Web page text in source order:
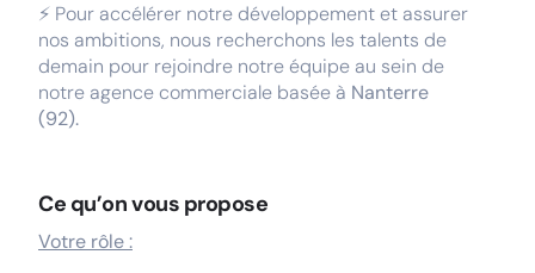
⚡ Pour accélérer notre développement et assurer
nos ambitions, nous recherchons les talents de
demain pour rejoindre notre équipe au sein de
notre agence commerciale basée à Nanterre
(92).
Ce qu’on vous propose
Votre rôle :